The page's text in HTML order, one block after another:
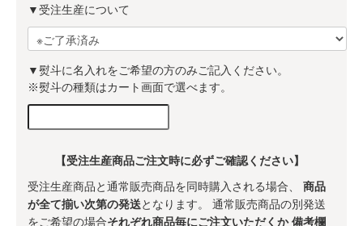
▼受注生産について
▼熨斗に名入れをご希望の方のみご記入ください。
※熨斗の種類はカート画面で選べます。
【受注生産商品ご注文時に必ずご確認ください】
受注生産商品と通常販売商品を同時購入される場合、 商品
が全て揃い次第の発送となります。 通常販売商品の別発送
をご希望の場合それぞれ商品毎にご注文いただくか 備考欄